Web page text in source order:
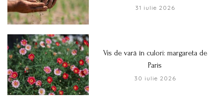
31 iulie 2026
Vis de vară în culori: margareta de
Paris
30 iulie 2026